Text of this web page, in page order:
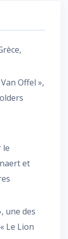
Offel »,
le
et
une des
Le Lion